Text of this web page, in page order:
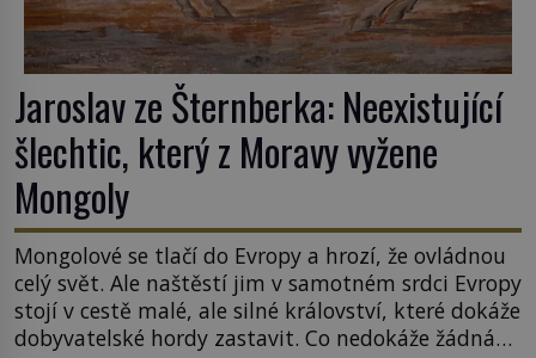
Jaroslav ze Šternberka: Neexistující
šlechtic, který z Moravy vyžene
Mongoly
Mongolové se tlačí do Evropy a hrozí, že ovládnou
celý svět. Ale naštěstí jim v samotném srdci Evropy
stojí v cestě malé, ale silné království, které dokáže
dobyvatelské hordy zastavit. Co nedokáže žádná